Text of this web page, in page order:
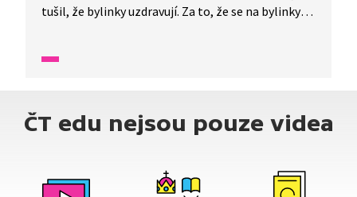
tušil, že bylinky uzdravují. Za to, že se na bylinky
ČT edu nejsou pouze videa